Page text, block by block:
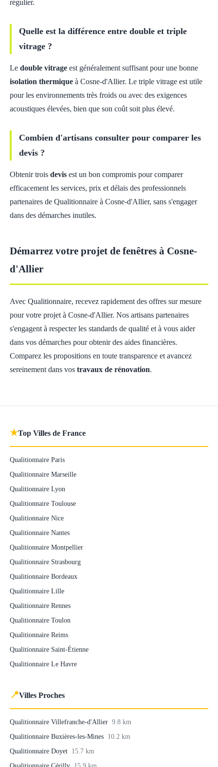
régulier.
Quelle est la différence entre double et triple
vitrage ?
Le double vitrage est généralement suffisant pour une bonne
isolation thermique à Cosne-d'Allier. Le triple vitrage est utile
pour les environnements très froids ou avec des exigences
acoustiques élevées, bien que son coût soit plus élevé.
Combien d'artisans consulter pour comparer les
devis ?
Obtenir trois devis est un bon compromis pour comparer
efficacement les services, prix et délais des professionnels
partenaires de Qualitionnaire à Cosne-d'Allier, sans s'engager
dans des démarches inutiles.
Démarrez votre projet de fenêtres à Cosne-
d'Allier
Avec Qualitionnaire, recevez rapidement des offres sur mesure
pour votre projet à Cosne-d'Allier. Nos artisans partenaires
s'engagent à respecter les standards de qualité et à vous aider
dans vos démarches pour obtenir des aides financières.
Comparez les propositions en toute transparence et avancez
sereinement dans vos travaux de rénovation.
★Top Villes de France
Qualitionnaire Paris
Qualitionnaire Marseille
Qualitionnaire Lyon
Qualitionnaire Toulouse
Qualitionnaire Nice
Qualitionnaire Nantes
Qualitionnaire Montpellier
Qualitionnaire Strasbourg
Qualitionnaire Bordeaux
Qualitionnaire Lille
Qualitionnaire Rennes
Qualitionnaire Toulon
Qualitionnaire Reims
Qualitionnaire Saint-Étienne
Qualitionnaire Le Havre
📍Villes Proches
Qualitionnaire Villefranche-d'Allier 9.8 km
Qualitionnaire Buxières-les-Mines 10.2 km
Qualitionnaire Doyet 15.7 km